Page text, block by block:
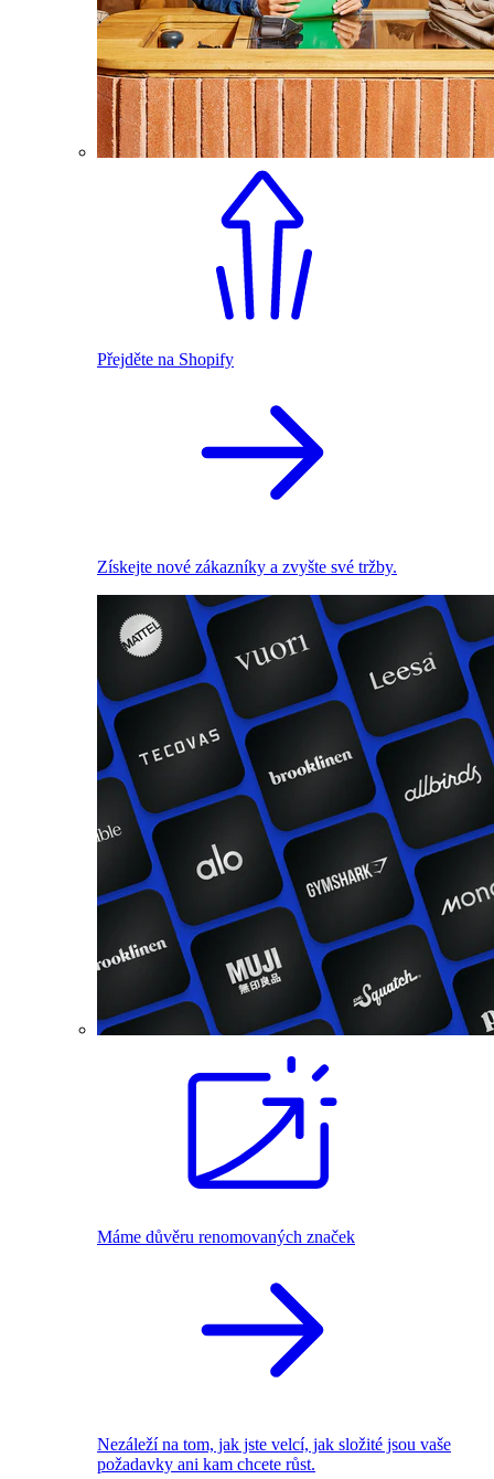
Přejděte na Shopify
Získejte nové zákazníky a zvyšte své tržby.
Máme důvěru renomovaných značek
Nezáleží na tom, jak jste velcí, jak složité jsou vaše
požadavky ani kam chcete růst.